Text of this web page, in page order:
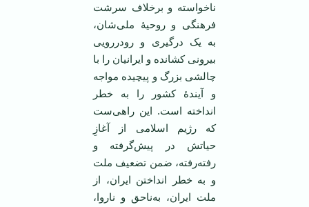
ناخواسته و برخلاف سرشت
فرهنگی و روحیۀ ملی‌شان،
به یک درگیری و رودررویی
بیرونی کشانده و ایرانیان را با
چالشی بزرگ و پیچیده مواجه
و آیندۀ کشور را به خطر
انداخته است. این راهی‌ست
که رژیم اسلامی از آغازِ
حیاتش در پیش‌گرفته و
رفته‌رفته، ضمن تضعیف ملت
و به خطر انداختن ایران، از
ملت ایران، به‌ناحق و ناروا،